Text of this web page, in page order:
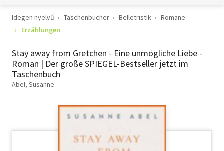
Életmód, egészség
Gyermek- és ifjúsági
Hobbi, szabadidő
Idegen nyelvű Taschenbücher Belletristik
Romane
Erzählungen
Stay away from Gretchen - Eine unmögliche Liebe -
Roman | Der große SPIEGEL-Bestseller jetzt im
Taschenbuch
Abel, Susanne